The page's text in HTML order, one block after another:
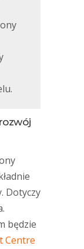
Dotyczy
będzie
Centre